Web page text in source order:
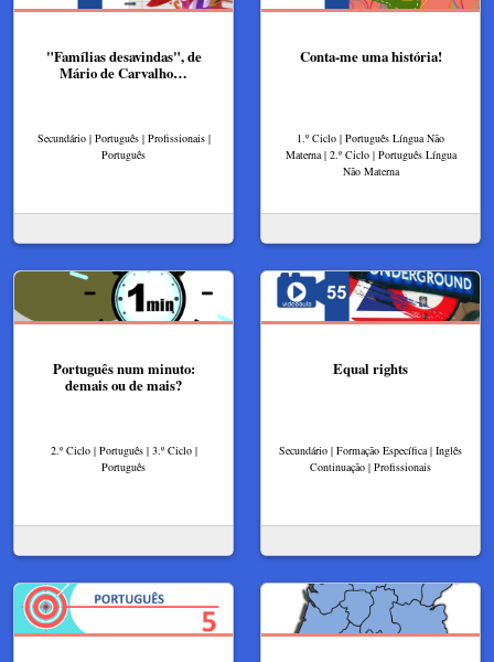
"Famílias desavindas", de
Mário de Carvalho…
Secundário | Português | Profissionais |
Português
Conta-me uma história!
1.º Ciclo | Português Língua Não
Materna | 2.º Ciclo | Português Língua
Não Materna
Português num minuto:
demais ou de mais?
2.º Ciclo | Português | 3.º Ciclo |
Português
Equal rights
Secundário | Formação Específica | Inglês
Continuação | Profissionais